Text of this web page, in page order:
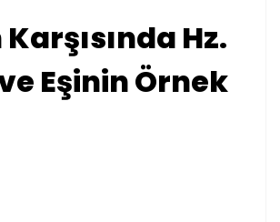
Hz.
Eşinin Örnek